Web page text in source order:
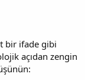
bir ifade gibi
açıdan zengin